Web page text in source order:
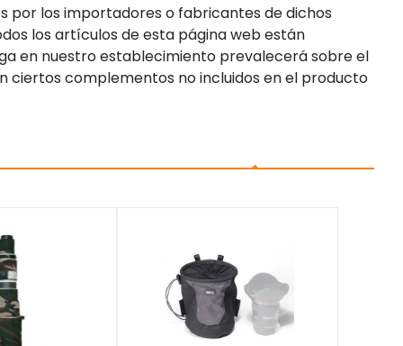
por los importadores o fabricantes de dichos
los artículos de esta página web están
en nuestro establecimiento prevalecerá sobre el
ciertos complementos no incluidos en el producto